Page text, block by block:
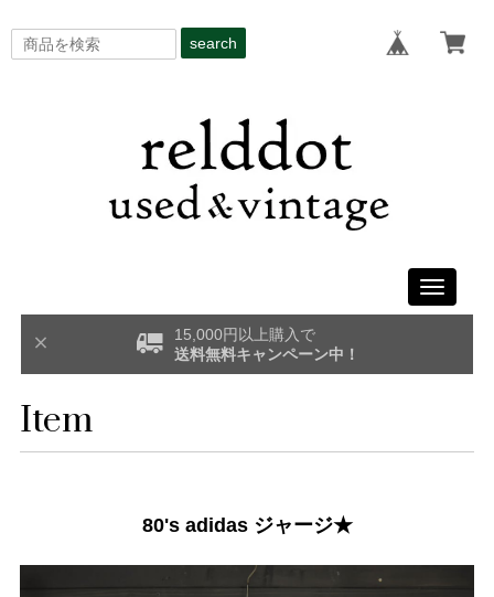
search
Toggle
15,000円以上購入で
送料無料キャンペーン中！
Item
80's adidas ジャージ★